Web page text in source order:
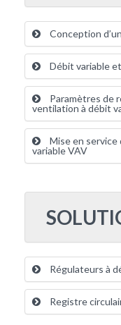
Conception
Débit variable
Paramètres de
ventilation à débit
Mise en service
variable VAV
Régulateurs à
Registre